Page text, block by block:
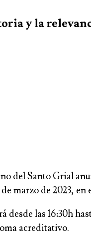
y la
del Santo Grial
marzo de 2023,
desde las 16:30h
acreditativo.